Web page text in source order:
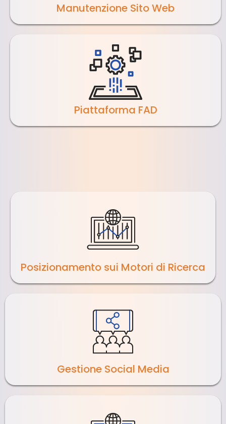
Manutenzione Sito Web
Piattaforma FAD
Posizionamento sui Motori di Ricerca
Gestione Social Media